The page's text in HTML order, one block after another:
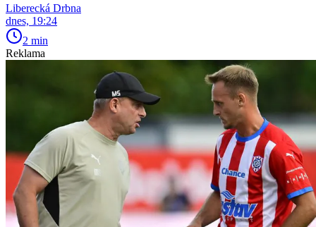
Liberecká Drbna
dnes, 19:24
2 min
Reklama